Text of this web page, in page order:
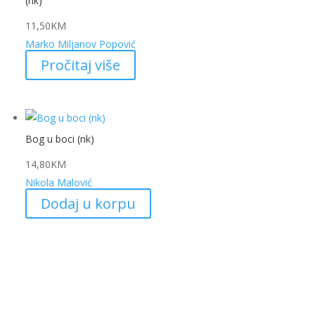
11,50KM
Marko Miljanov Popović
Pročitaj više
Bog u boci (nk)
14,80KM
Nikola Malović
Dodaj u korpu